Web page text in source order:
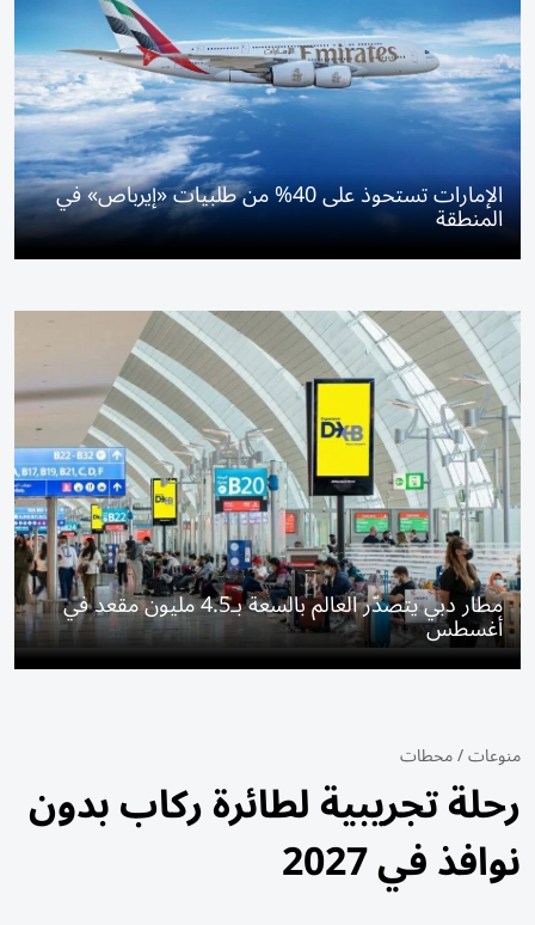
الإمارات تستحوذ على 40% من طلبيات «إيرباص» في
المنطقة
مطار دبي يتصدّر العالم بالسعة بـ4.5 مليون مقعد في
أغسطس
منوعات/محطات
رحلة تجريبية لطائرة ركاب بدون
نوافذ في 2027